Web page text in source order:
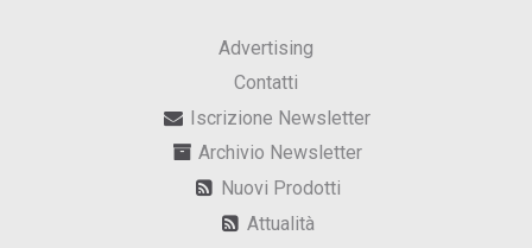
Advertising
Contatti
Iscrizione Newsletter
Archivio Newsletter
Nuovi Prodotti
Attualità